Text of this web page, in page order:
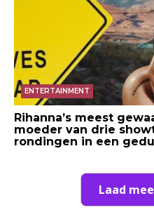
ENTERTAINMENT
Rihanna’s meest
moeder van drie
rondingen in een
Laad